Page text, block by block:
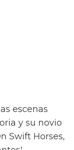
escenas
y su novio
Swift Horses,